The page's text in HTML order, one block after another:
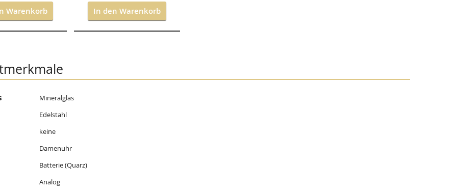
Warenkorb In den Warenkorb
Mineralglas
Edelstahl
keine
Damenuhr
Batterie (Quarz)
Analog